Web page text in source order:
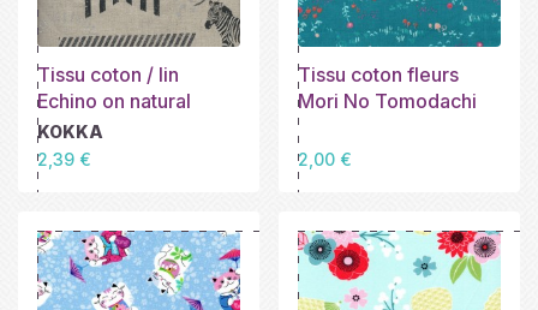
Tissu coton / lin
Echino on natural
KOKKA
Prix
2,39 €
Tissu coton fleurs
Mori No Tomodachi
Prix
2,00 €